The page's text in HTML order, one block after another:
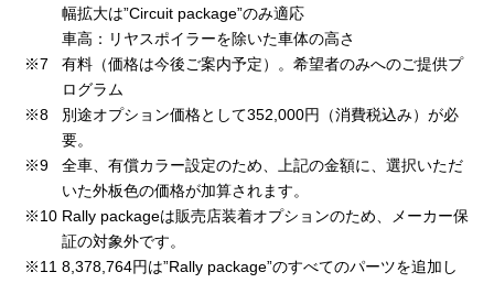
幅拡大は”Circuit package”のみ適応
車高：リヤスポイラーを除いた車体の高さ
※7
有料（価格は今後ご案内予定）。希望者のみへのご提供プ
ログラム
※8
別途オプション価格として352,000円（消費税込み）が必
要。
※9
全車、有償カラー設定のため、上記の金額に、選択いただ
いた外板色の価格が加算されます。
※10 Rally packageは販売店装着オプションのため、メーカー保
証の対象外です。
※11 8,378,764円は”Rally package”のすべてのパーツを追加し